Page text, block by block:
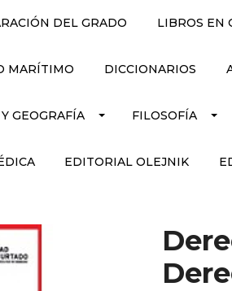
DEL GRADO LIBROS EN
MARÍTIMO DICCIONARIOS
GEOGRAFÍA FILOSOFÍA
EDITORIAL OLEJNIK